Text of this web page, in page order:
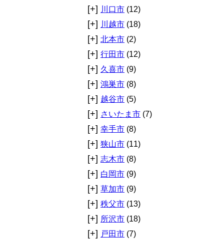
[+] 川口市 (12)
[+] 川越市 (18)
[+] 北本市 (2)
[+] 行田市 (12)
[+] 久喜市 (9)
[+] 鴻巣市 (8)
[+] 越谷市 (5)
[+] さいたま市 (7)
[+] 幸手市 (8)
[+] 狭山市 (11)
[+] 志木市 (8)
[+] 白岡市 (9)
[+] 草加市 (9)
[+] 秩父市 (13)
[+] 所沢市 (18)
[+] 戸田市 (7)